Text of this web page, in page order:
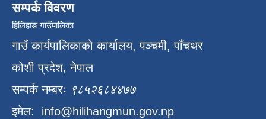
सम्पर्क विवरण
हिलिहाङ गाउँपालिका
गाउँ कार्यपालिकाको कार्यालय, पञ्चमी, पाँचथर
कोशी प्रदेश, नेपाल
सम्पर्क नम्बरः ९८५२६८४४७७
इमेल: info@hilihangmun.gov.np